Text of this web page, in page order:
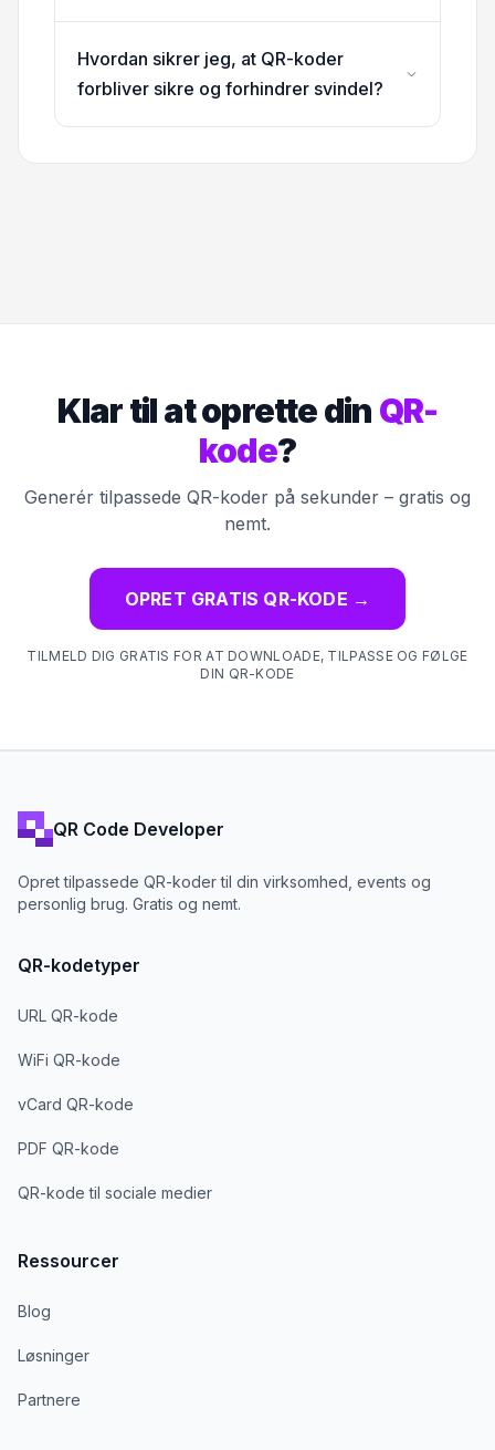
Hvordan sikrer jeg, at QR-koder
forbliver sikre og forhindrer svindel?
Klar til at oprette din QR-
kode?
Generér tilpassede QR-koder på sekunder – gratis og
nemt.
OPRET GRATIS QR-KODE →
TILMELD DIG GRATIS FOR AT DOWNLOADE, TILPASSE OG FØLGE
DIN QR-KODE
QR Code Developer
Opret tilpassede QR-koder til din virksomhed, events og
personlig brug. Gratis og nemt.
QR-kodetyper
URL QR-kode
WiFi QR-kode
vCard QR-kode
PDF QR-kode
QR-kode til sociale medier
Ressourcer
Blog
Løsninger
Partnere